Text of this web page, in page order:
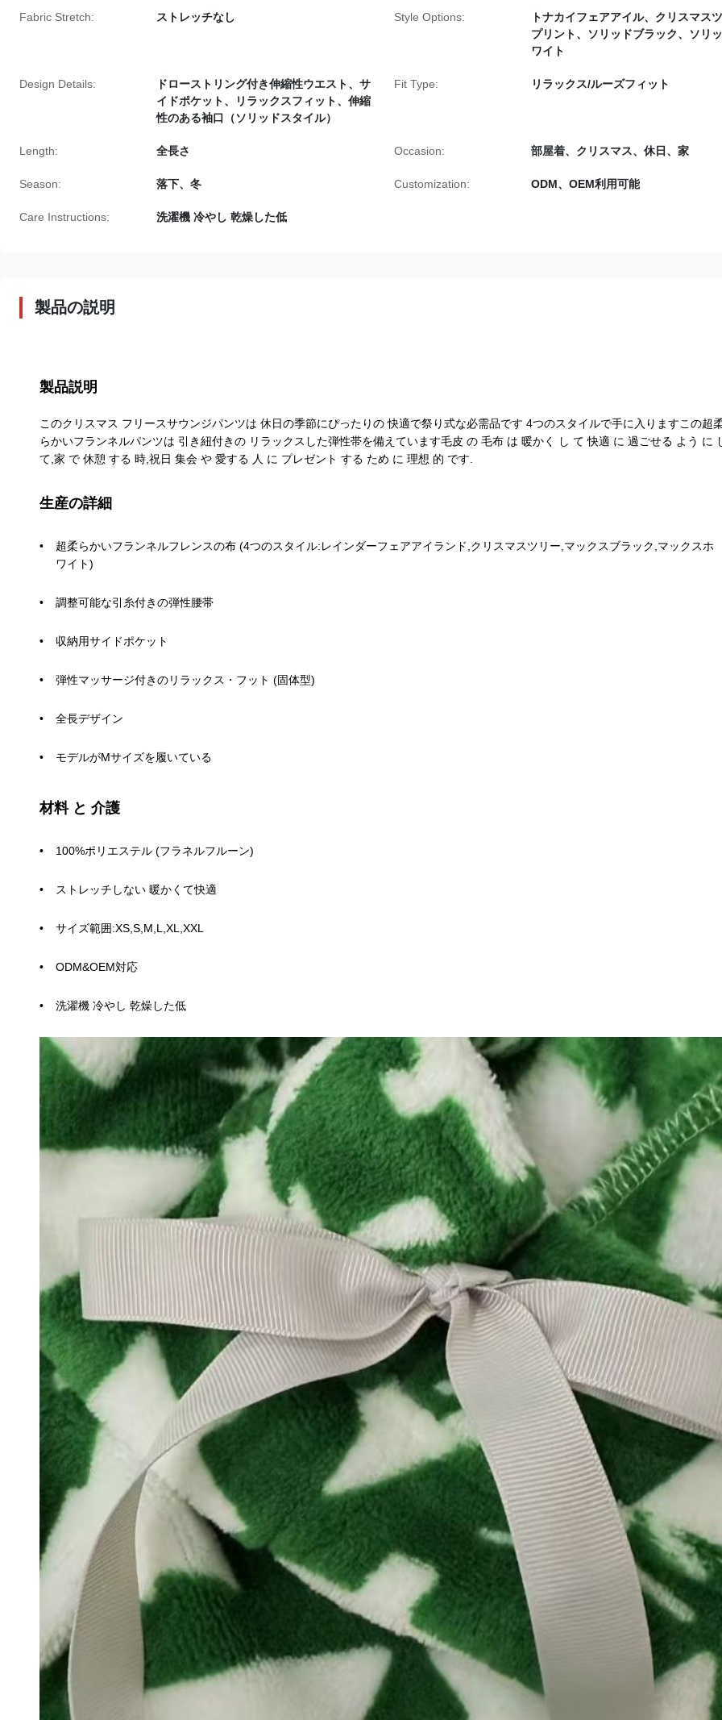
Fabric Stretch: ストレッチなし Style Options:
トナカイフェアアイル、クリスマス
プリント、ソリッドブラック、ソリ
ワイト
Design Details:
ドローストリング付き伸縮性ウエスト、サ
イドポケット、リラックスフィット、伸縮
性のある袖口（ソリッドスタイル）
Fit Type: リラックス/ルーズフィット
Length: 全長さ Occasion: 部屋着、クリスマス、休日、家
Season: 落下、冬 Customization: ODM、OEM利用可能
Care Instructions: 洗濯機 冷やし 乾燥した低
製品の説明
製品説明
このクリスマス フリースサウンジパンツは 休日の季節にぴったりの 快適で祭り式な必需品です 4つのスタイルで手に入りますこの超
らかいフランネルパンツは 引き紐付きの リラックスした弾性帯を備えています毛皮 の 毛布 は 暖かく し て 快適 に 過ごせる よう に
て,家 で 休憩 する 時,祝日 集会 や 愛する 人 に プレゼント する ため に 理想 的 です.
生産の詳細
超柔らかいフランネルフレンスの布 (4つのスタイル:レインダーフェアアイランド,クリスマスツリー,マックスブラック,マックスホ
ワイト)
調整可能な引糸付きの弾性腰帯
収納用サイドポケット
弾性マッサージ付きのリラックス・フット (固体型)
全長デザイン
モデルがMサイズを履いている
材料 と 介護
100%ポリエステル (フラネルフルーン)
ストレッチしない 暖かくて快適
サイズ範囲:XS,S,M,L,XL,XXL
ODM&OEM対応
洗濯機 冷やし 乾燥した低